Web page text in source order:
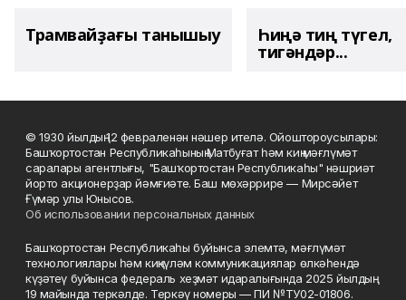
Трамвайҙағы танышыу Һиңә тиң түгел,
тигәндәр...
© 1930 йылдың 12 февраленән нәшер ителә. Ойоштороусылары:
Башҡортостан Республикаһының Матбуғат һәм киң мәғлүмәт
саралары агентлығы, "Башҡортостан Республикаһы" нәшриәт
йорто акционерҙар йәмғиәте. Баш мөхәррире — Мирсәйет
Ғүмәр улы Юнысов.
Об использовании персональных данных
Башҡортостан Республикаһы буйынса элемтә, мәғлүмәт
технологиялары һәм киңкүләм коммуникациялар өлкәһендә
күҙәтеү буйынса федераль хеҙмәт идаралығында 2025 йылдың
19 майында теркәлде. Теркәү номеры — ПИ №ТУ02-01806.